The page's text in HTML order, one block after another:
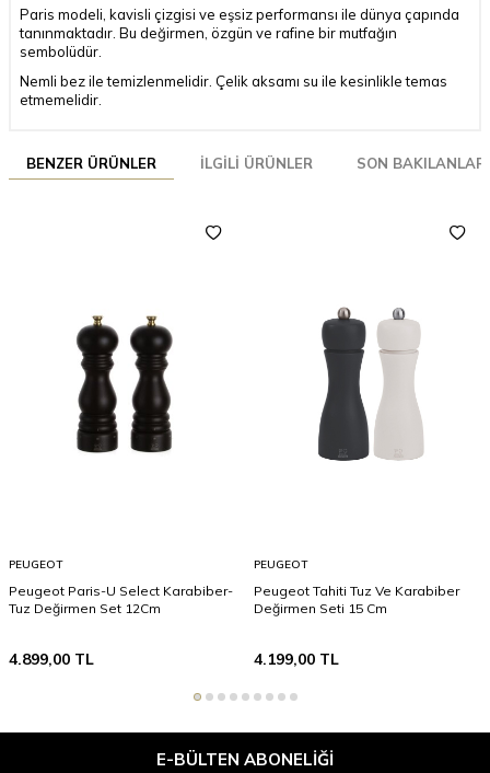
Paris modeli, kavisli çizgisi ve eşsiz performansı ile dünya çapında
tanınmaktadır. Bu değirmen, özgün ve rafine bir mutfağın
sembolüdür.
Nemli bez ile temizlenmelidir. Çelik aksamı su ile kesinlikle temas
etmemelidir.
BENZER ÜRÜNLER İLGILI ÜRÜNLER SON BAKILANLAR
PEUGEOT
Peugeot Paris-U Select Karabiber-
Tuz Değirmen Set 12Cm
4.899,00 TL
PEUGEOT
Peugeot Tahiti Tuz Ve Karabiber
Değirmen Seti 15 Cm
4.199,00TL
E-BÜLTEN ABONELIĞI